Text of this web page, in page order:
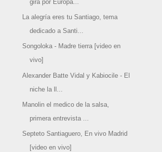
gira por Europa...
La alegría eres tu Santiago, tema
dedicado a Santi...
Songoloka - Madre tierra [video en
vivo]
Alexander Batte Vidal y Kabiocile - El
niche la ll...
Manolin el medico de la salsa,
primera entrevista ...
Septeto Santiaguero, En vivo Madrid
[video en vivo]